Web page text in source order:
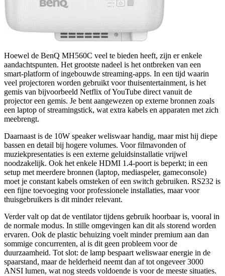
Hoewel de BenQ MH560C veel te bieden heeft, zijn er enkele
aandachtspunten. Het grootste nadeel is het ontbreken van een
smart-platform of ingebouwde streaming-apps. In een tijd waarin
veel projectoren worden gebruikt voor thuisentertainment, is het
gemis van bijvoorbeeld Netflix of YouTube direct vanuit de
projector een gemis. Je bent aangewezen op externe bronnen zoals
een laptop of streamingstick, wat extra kabels en apparaten met zich
meebrengt.
Daarnaast is de 10W speaker weliswaar handig, maar mist hij diepe
bassen en detail bij hogere volumes. Voor filmavonden of
muziekpresentaties is een externe geluidsinstallatie vrijwel
noodzakelijk. Ook het enkele HDMI 1.4-poort is beperkt; in een
setup met meerdere bronnen (laptop, mediaspeler, gameconsole)
moet je constant kabels omsteken of een switch gebruiken. RS232 is
een fijne toevoeging voor professionele installaties, maar voor
thuisgebruikers is dit minder relevant.
Verder valt op dat de ventilator tijdens gebruik hoorbaar is, vooral in
de normale modus. In stille omgevingen kan dit als storend worden
ervaren. Ook de plastic behuizing voelt minder premium aan dan
sommige concurrenten, al is dit geen probleem voor de
duurzaamheid. Tot slot: de lamp bespaart weliswaar energie in de
spaarstand, maar de helderheid neemt dan af tot ongeveer 3000
ANSI lumen, wat nog steeds voldoende is voor de meeste situaties.